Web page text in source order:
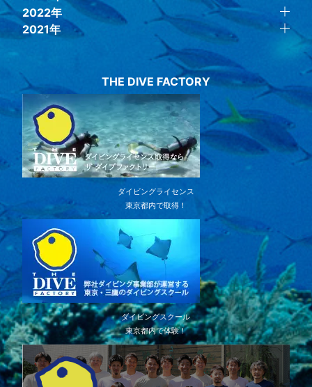
2022年
2021年
THE DIVE FACTORY
ダイビングライセンス
東京都内で取得！
ダイビングスクール
東京都内で体験！